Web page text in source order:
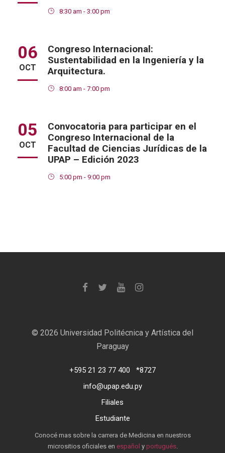
8:30 am - 3:00 pm
06
OCT
Congreso Internacional:
Sustentabilidad en la Ingeniería y la
Arquitectura.
8:00 am - 7:00 pm
05
OCT
Convocatoria para participar en el
Congreso Internacional de la
Facultad de Ciencias Jurídicas de la
UPAP – Edición 2023
5:00 pm - 9:00 pm
© 2026 Universidad Politécnica y Artística del
Paraguay
+595 21 23 77 400
*8727
info@upap.edu.py
Filiales
Estudiante
Conocé mas sobre la carrera de Medicina en nuestros
micrositios oficiales en español y portugués.